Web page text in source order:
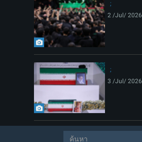
2 /Jul/ 2026
3 /Jul/ 2026